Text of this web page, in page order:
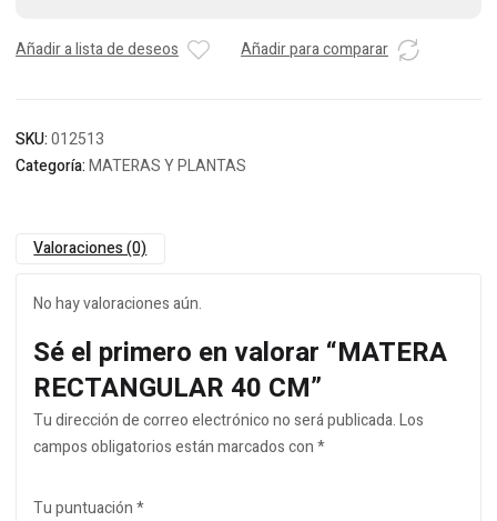
Añadir a lista de deseos Añadir para comparar
SKU:012513
Categoría:MATERAS Y PLANTAS
Valoraciones (0)
No hay valoraciones aún.
Sé el primero en valorar “MATERA
RECTANGULAR 40 CM”
Tu dirección de correo electrónico no será publicada.Los
campos obligatorios están marcados con*
Tu puntuación*